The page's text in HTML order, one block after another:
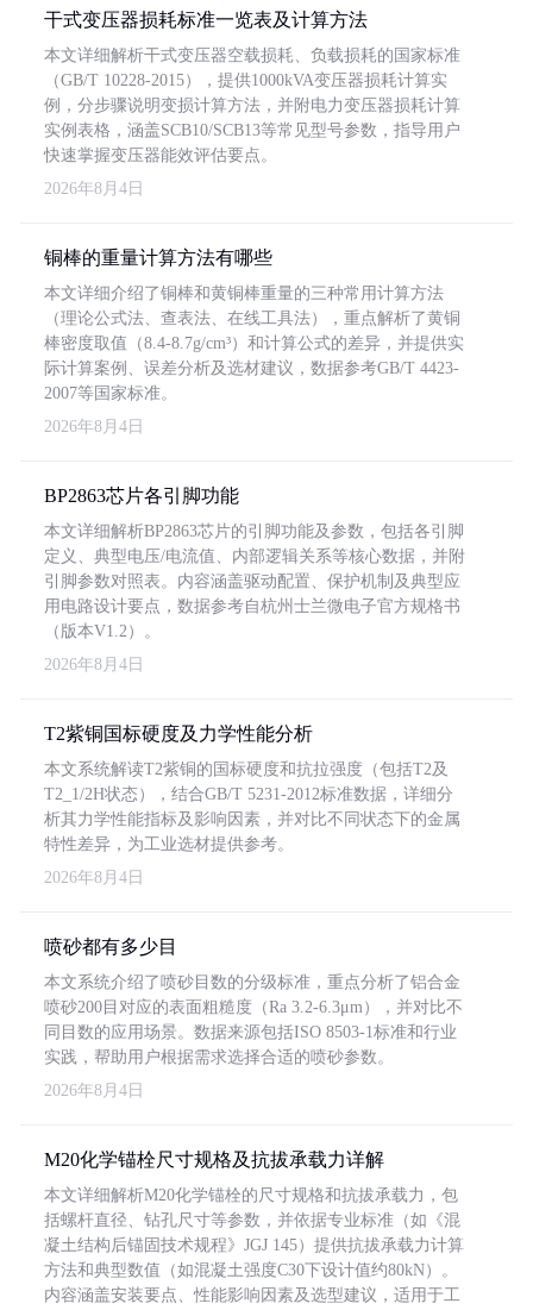
干式变压器损耗标准一览表及计算方法
本文详细解析干式变压器空载损耗、负载损耗的国家标准
（GB/T 10228-2015），提供1000kVA变压器损耗计算实
例，分步骤说明变损计算方法，并附电力变压器损耗计算
实例表格，涵盖SCB10/SCB13等常见型号参数，指导用户
快速掌握变压器能效评估要点。
2026年8月4日
铜棒的重量计算方法有哪些
本文详细介绍了铜棒和黄铜棒重量的三种常用计算方法
（理论公式法、查表法、在线工具法），重点解析了黄铜
棒密度取值（8.4-8.7g/cm³）和计算公式的差异，并提供实
际计算案例、误差分析及选材建议，数据参考GB/T 4423-
2007等国家标准。
2026年8月4日
BP2863芯片各引脚功能
本文详细解析BP2863芯片的引脚功能及参数，包括各引脚
定义、典型电压/电流值、内部逻辑关系等核心数据，并附
引脚参数对照表。内容涵盖驱动配置、保护机制及典型应
用电路设计要点，数据参考自杭州士兰微电子官方规格书
（版本V1.2）。
2026年8月4日
T2紫铜国标硬度及力学性能分析
本文系统解读T2紫铜的国标硬度和抗拉强度（包括T2及
T2_1/2H状态），结合GB/T 5231-2012标准数据，详细分
析其力学性能指标及影响因素，并对比不同状态下的金属
特性差异，为工业选材提供参考。
2026年8月4日
喷砂都有多少目
本文系统介绍了喷砂目数的分级标准，重点分析了铝合金
喷砂200目对应的表面粗糙度（Ra 3.2-6.3μm），并对比不
同目数的应用场景。数据来源包括ISO 8503-1标准和行业
实践，帮助用户根据需求选择合适的喷砂参数。
2026年8月4日
M20化学锚栓尺寸规格及抗拔承载力详解
本文详细解析M20化学锚栓的尺寸规格和抗拔承载力，包
括螺杆直径、钻孔尺寸等参数，并依据专业标准（如《混
凝土结构后锚固技术规程》JGJ 145）提供抗拔承载力计算
方法和典型数值（如混凝土强度C30下设计值约80kN）。
内容涵盖安装要点、性能影响因素及选型建议，适用于工